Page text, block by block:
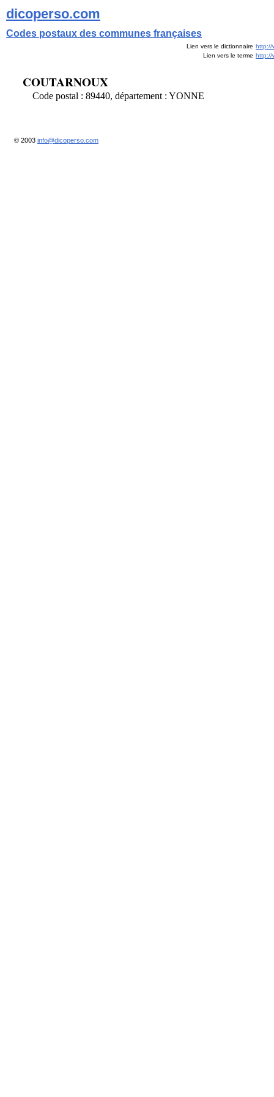
dicoperso.com
Codes postaux des communes françaises
Lien vers le dictionnaire http://
Lien vers le terme http://
COUTARNOUX
Code postal : 89440, département : YONNE
© 2003 info@dicoperso.com